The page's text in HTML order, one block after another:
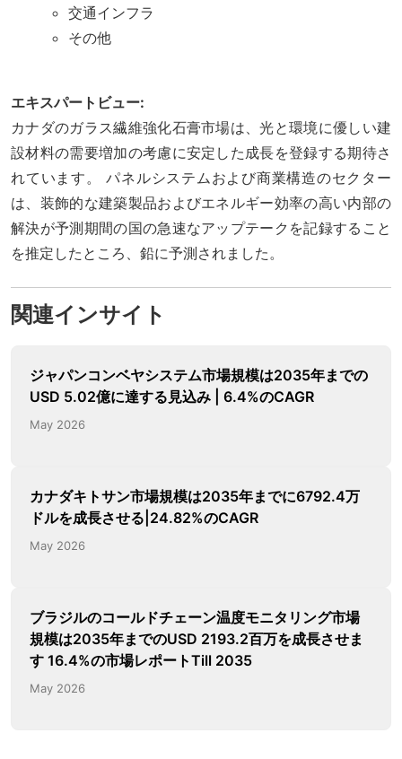
交通インフラ
その他
エキスパートビュー:
カナダのガラス繊維強化石膏市場は、光と環境に優しい建
設材料の需要増加の考慮に安定した成長を登録する期待さ
れています。 パネルシステムおよび商業構造のセクター
は、装飾的な建築製品およびエネルギー効率の高い内部の
解決が予測期間の国の急速なアップテークを記録すること
を推定したところ、鉛に予測されました。
関連インサイト
ジャパンコンベヤシステム市場規模は2035年までの
USD 5.02億に達する見込み | 6.4%のCAGR
May 2026
カナダキトサン市場規模は2035年までに6792.4万
ドルを成長させる|24.82%のCAGR
May 2026
ブラジルのコールドチェーン温度モニタリング市場
規模は2035年までのUSD 2193.2百万を成長させま
す 16.4%の市場レポートTill 2035
May 2026